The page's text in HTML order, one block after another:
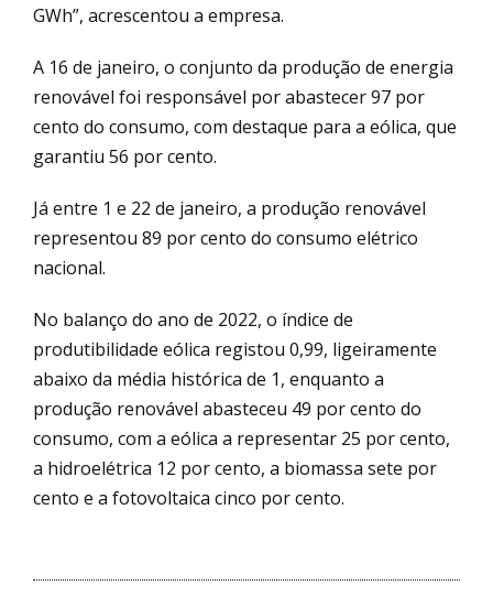
GWh”, acrescentou a empresa.
A 16 de janeiro, o conjunto da produção de energia
renovável foi responsável por abastecer 97 por
cento do consumo, com destaque para a eólica, que
garantiu 56 por cento.
Já entre 1 e 22 de janeiro, a produção renovável
representou 89 por cento do consumo elétrico
nacional.
No balanço do ano de 2022, o índice de
produtibilidade eólica registou 0,99, ligeiramente
abaixo da média histórica de 1, enquanto a
produção renovável abasteceu 49 por cento do
consumo, com a eólica a representar 25 por cento,
a hidroelétrica 12 por cento, a biomassa sete por
cento e a fotovoltaica cinco por cento.